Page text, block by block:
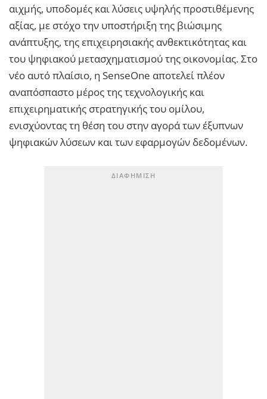
αιχμής, υποδομές και λύσεις υψηλής προστιθέμενης
αξίας, με στόχο την υποστήριξη της βιώσιμης
ανάπτυξης, της επιχειρησιακής ανθεκτικότητας και
του ψηφιακού μετασχηματισμού της οικονομίας. Στο
νέο αυτό πλαίσιο, η SenseOne αποτελεί πλέον
αναπόσπαστο μέρος της τεχνολογικής και
επιχειρηματικής στρατηγικής του ομίλου,
ενισχύοντας τη θέση του στην αγορά των έξυπνων
ψηφιακών λύσεων και των εφαρμογών δεδομένων.